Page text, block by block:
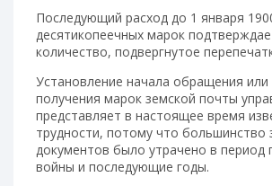
Последующий расход до 1 января
десятикопеечных марок
количество, подвергнутое
Установление начала обращения или
получения марок земской почты
представляет в настоящее время
трудности, потому что большинство
документов было утрачено в период
войны и последующие годы.